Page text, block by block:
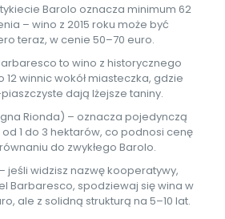
Barolo oznacza minimum 62
– wino z 2015 roku może być
teraz, w cenie 50–70 euro.
to wino z historycznego
12 winnic wokół miasteczka, gdzie
dają lżejsze taniny.
Rionda) – oznacza pojedynczą
1 do 3 hektarów, co podnosi cenę
do zwykłego Barolo.
jeśli widzisz nazwę kooperatywy,
Barbaresco, spodziewaj się wina w
ale z solidną strukturą na 5–10 lat.